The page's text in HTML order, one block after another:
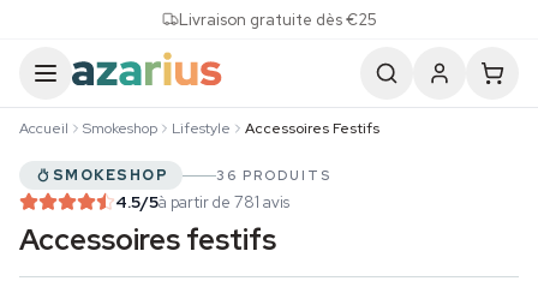
Livraison gratuite dès €25
Accueil Smokeshop Lifestyle Accessoires Festifs
SMOKESHOP 36 PRODUITS
4.5/5à partir de 781 avis
Accessoires festifs